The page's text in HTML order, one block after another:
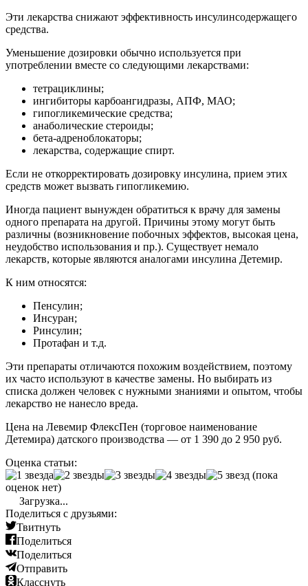
Эти лекарства снижают эффективность инсулинсодержащего
средства.
Уменьшение дозировки обычно используется при
употреблении вместе со следующими лекарствами:
тетрациклины;
ингибиторы карбоангидразы, АПФ, МАО;
гипогликемические средства;
анаболические стероиды;
бета-адреноблокаторы;
лекарства, содержащие спирт.
Если не откорректировать дозировку инсулина, прием этих
средств может вызвать гипогликемию.
Иногда пациент вынужден обратиться к врачу для замены
одного препарата на другой. Причины этому могут быть
различны (возникновение побочных эффектов, высокая цена,
неудобство использования и пр.). Существует немало
лекарств, которые являются аналогами инсулина Детемир.
К ним относятся:
Пенсулин;
Инсуран;
Ринсулин;
Протафан и т.д.
Эти препараты отличаются похожим воздействием, поэтому
их часто используют в качестве замены. Но выбирать из
списка должен человек с нужными знаниями и опытом, чтобы
лекарство не нанесло вреда.
Цена на Левемир ФлексПен (торговое наименование
Детемира) датского производства — от 1 390 до 2 950 руб.
Оценка статьи:
(пока
оценок нет)
Загрузка...
Поделиться с друзьями:
Твитнуть
Поделиться
Поделиться
Отправить
Класснуть